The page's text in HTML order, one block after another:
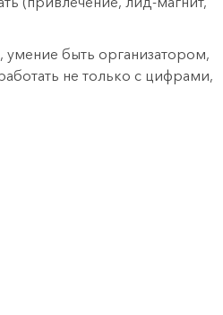
умение быть организатором,
не только с цифрами,